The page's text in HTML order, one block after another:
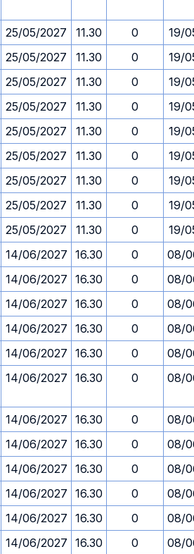
25/05/2027 11.30 0
19/
25/05/2027 11.30 0
19/
25/05/2027 11.30 0
19/
25/05/2027 11.30 0
19/
25/05/2027 11.30 0
19/
25/05/2027 11.30 0
19/
25/05/2027 11.30 0
19/
25/05/2027 11.30 0
19/
25/05/2027 11.30 0
19/
14/06/2027 16.30 0
08/
14/06/2027 16.30 0
08/
14/06/2027 16.30 0
08/
14/06/2027 16.30 0
08/
14/06/2027 16.30 0
08/
14/06/2027 16.30 0 08/
14/06/2027 16.30 0
08/
14/06/2027 16.30 0
08/
14/06/2027 16.30 0
08/
14/06/2027 16.30 0
08/
14/06/2027 16.30 0
08/
14/06/2027 16.30 0
08/